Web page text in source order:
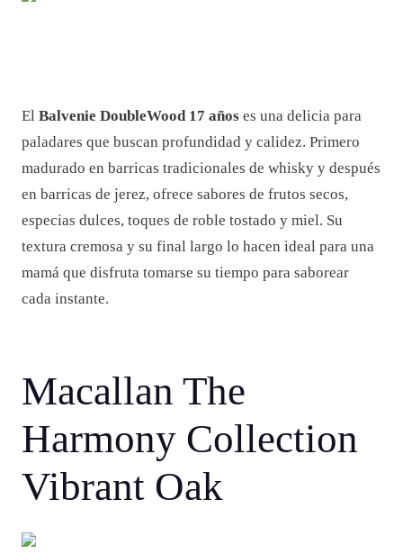
El Balvenie DoubleWood 17 años es una delicia para
paladares que buscan profundidad y calidez. Primero
madurado en barricas tradicionales de whisky y después
en barricas de jerez, ofrece sabores de frutos secos,
especias dulces, toques de roble tostado y miel. Su
textura cremosa y su final largo lo hacen ideal para una
mamá que disfruta tomarse su tiempo para saborear
cada instante.
Macallan The
Harmony Collection
Vibrant Oak